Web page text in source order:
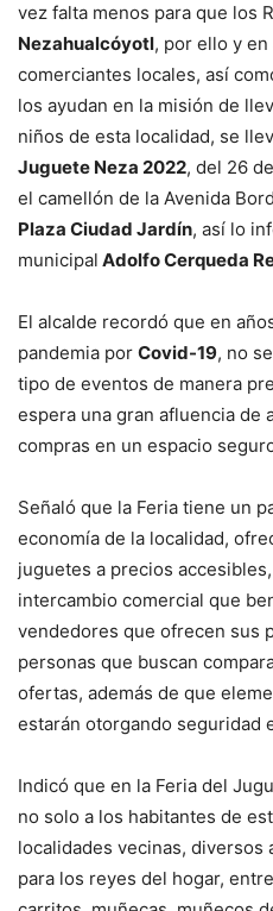
vez falta menos para que los
Nezahualcóyotl, por ello y en
comerciantes locales, así
los ayudan en la misión de
niños de esta localidad, se
Juguete Neza 2022, del 26
el camellón de la Avenida
Plaza Ciudad Jardín, así lo
municipal Adolfo Cerqueda
El alcalde recordó que en
pandemia por Covid-19, no
tipo de eventos de manera
espera una gran afluencia de
compras en un espacio
Señaló que la Feria tiene un
economía de la localidad,
juguetes a precios
intercambio comercial que
vendedores que ofrecen sus
personas que buscan
ofertas, además de que
estarán otorgando seguridad
Indicó que en la Feria del
no solo a los habitantes de
localidades vecinas,
para los reyes del hogar,